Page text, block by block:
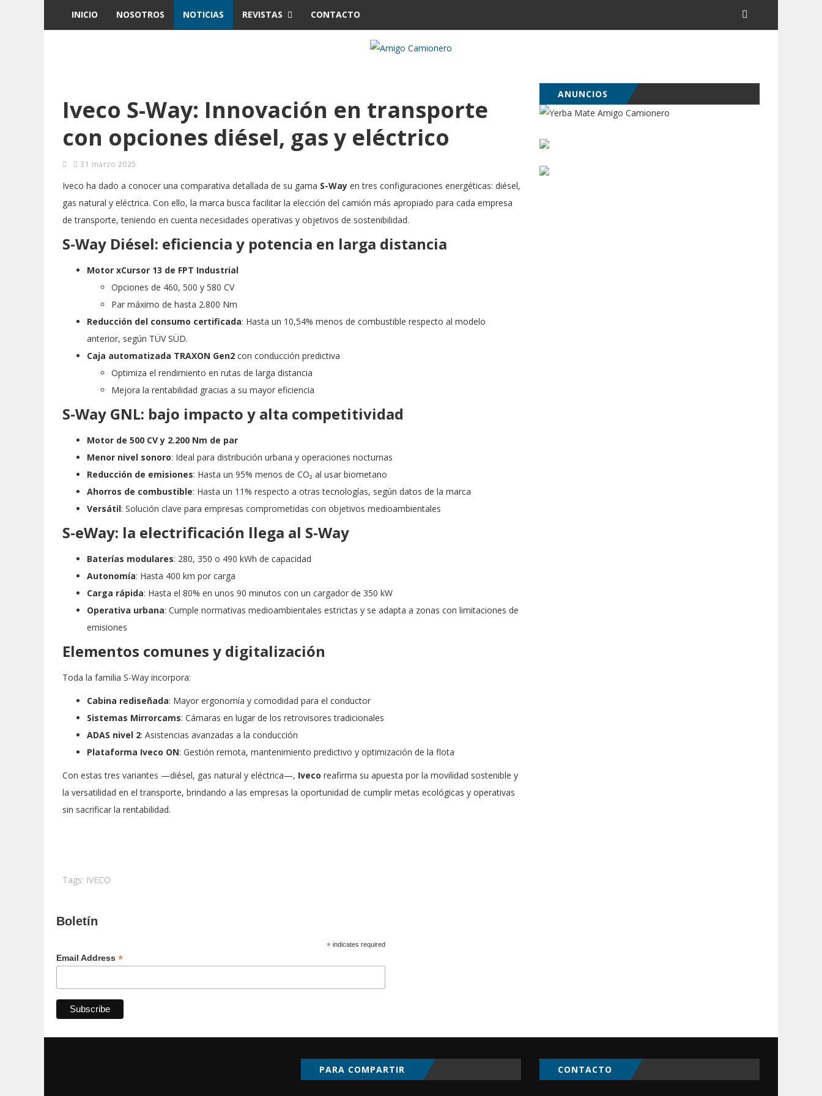
INICIO NOSOTROS NOTICIAS REVISTAS CONTACTO
Iveco S-Way: Innovación en transporte
con opciones diésel, gas y eléctrico
31 marzo 2025
Iveco ha dado a conocer una comparativa detallada de su gama S-Way en tres configuraciones energéticas: diésel,
gas natural y eléctrica. Con ello, la marca busca facilitar la elección del camión más apropiado para cada empresa
de transporte, teniendo en cuenta necesidades operativas y objetivos de sostenibilidad.
S-Way Diésel: eficiencia y potencia en larga distancia
Motor xCursor 13 de FPT Industrial
Opciones de 460, 500 y 580 CV
Par máximo de hasta 2.800 Nm
Reducción del consumo certificada: Hasta un 10,54% menos de combustible respecto al modelo
anterior, según TÜV SÜD.
Caja automatizada TRAXON Gen2 con conducción predictiva
Optimiza el rendimiento en rutas de larga distancia
Mejora la rentabilidad gracias a su mayor eficiencia
S-Way GNL: bajo impacto y alta competitividad
Motor de 500 CV y 2.200 Nm de par
Menor nivel sonoro: Ideal para distribución urbana y operaciones nocturnas
Reducción de emisiones: Hasta un 95% menos de CO₂ al usar biometano
Ahorros de combustible: Hasta un 11% respecto a otras tecnologías, según datos de la marca
Versátil: Solución clave para empresas comprometidas con objetivos medioambientales
S-eWay: la electrificación llega al S-Way
Baterías modulares: 280, 350 o 490 kWh de capacidad
Autonomía: Hasta 400 km por carga
Carga rápida: Hasta el 80% en unos 90 minutos con un cargador de 350 kW
Operativa urbana: Cumple normativas medioambientales estrictas y se adapta a zonas con limitaciones de
emisiones
Elementos comunes y digitalización
Toda la familia S-Way incorpora:
Cabina rediseñada: Mayor ergonomía y comodidad para el conductor
Sistemas Mirrorcams: Cámaras en lugar de los retrovisores tradicionales
ADAS nivel 2: Asistencias avanzadas a la conducción
Plataforma Iveco ON: Gestión remota, mantenimiento predictivo y optimización de la flota
Con estas tres variantes —diésel, gas natural y eléctrica—, Iveco reafirma su apuesta por la movilidad sostenible y
la versatilidad en el transporte, brindando a las empresas la oportunidad de cumplir metas ecológicas y operativas
sin sacrificar la rentabilidad.
Tags: IVECO
ANUNCIOS
Boletín
*indicates required
Email Address *
PARA COMPARTIR CONTACTO